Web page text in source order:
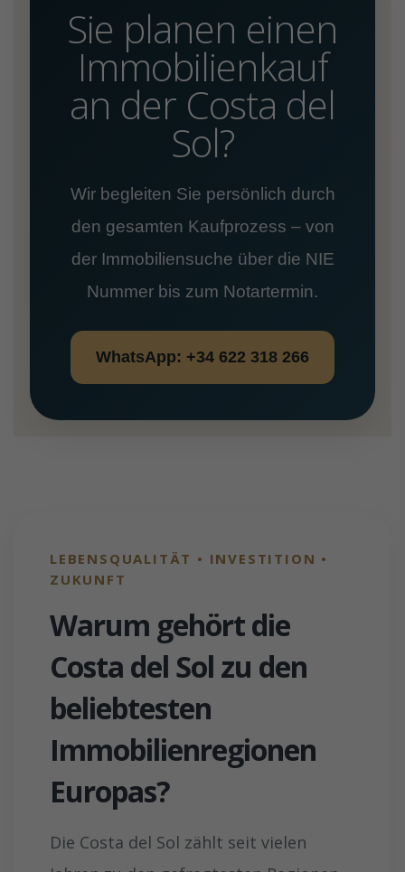
Sie planen einen
Immobilienkauf
an der Costa del
Sol?
Wir begleiten Sie persönlich durch
den gesamten Kaufprozess – von
der Immobiliensuche über die NIE
Nummer bis zum Notartermin.
WhatsApp: +34 622 318 266
LEBENSQUALITÄT • INVESTITION •
ZUKUNFT
Warum gehört die
Costa del Sol zu den
beliebtesten
Immobilienregionen
Europas?
Die Costa del Sol zählt seit vielen